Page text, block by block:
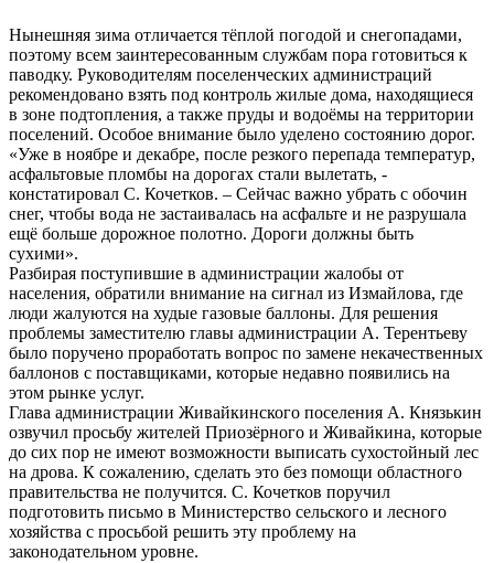
Нынешняя зима отличается тёплой погодой и снегопадами,
поэтому всем заинтересованным службам пора готовиться к
паводку. Руководителям поселенческих администраций
рекомендовано взять под контроль жилые дома, находящиеся
в зоне подтопления, а также пруды и водоёмы на территории
поселений. Особое внимание было уделено состоянию дорог.
«Уже в ноябре и декабре, после резкого перепада температур,
асфальтовые пломбы на дорогах стали вылетать, -
констатировал С. Кочетков. – Сейчас важно убрать с обочин
снег, чтобы вода не застаивалась на асфальте и не разрушала
ещё больше дорожное полотно. Дороги должны быть
сухими».
Разбирая поступившие в администрации жалобы от
населения, обратили внимание на сигнал из Измайлова, где
люди жалуются на худые газовые баллоны. Для решения
проблемы заместителю главы администрации А. Терентьеву
было поручено проработать вопрос по замене некачественных
баллонов с поставщиками, которые недавно появились на
этом рынке услуг.
Глава администрации Живайкинского поселения А. Князькин
озвучил просьбу жителей Приозёрного и Живайкина, которые
до сих пор не имеют возможности выписать сухостойный лес
на дрова. К сожалению, сделать это без помощи областного
правительства не получится. С. Кочетков поручил
подготовить письмо в Министерство сельского и лесного
хозяйства с просьбой решить эту проблему на
законодательном уровне.